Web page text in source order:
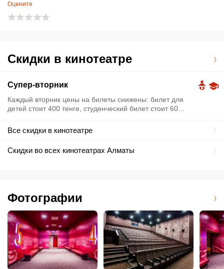
Оцените
Скидки в кинотеатре
Супер-вторник
Каждый вторник цены на билеты снижены: билет для
детей стоит 400 тенге, студенческий билет стоит 600
Все скидки в кинотеатре
Скидки во всех кинотеатрах Алматы
Фотографии